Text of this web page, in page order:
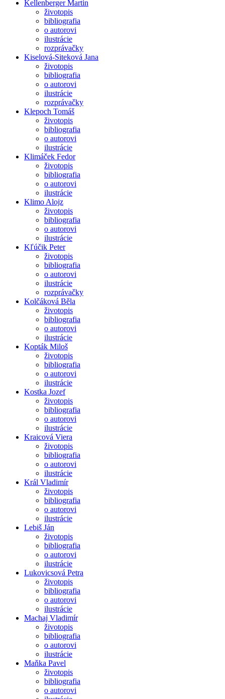
Kellenberger Martin
životopis
bibliografia
o autorovi
ilustrácie
rozprávačky
Kiselová-Siteková Jana
životopis
bibliografia
o autorovi
ilustrácie
rozprávačky
Klepoch Tomáš
životopis
bibliografia
o autorovi
ilustrácie
Klimáček Fedor
životopis
bibliografia
o autorovi
ilustrácie
Klimo Alojz
životopis
bibliografia
o autorovi
ilustrácie
Kľúčik Peter
životopis
bibliografia
o autorovi
ilustrácie
rozprávačky
Kolčáková Běla
životopis
bibliografia
o autorovi
ilustrácie
Kopták Miloš
životopis
bibliografia
o autorovi
ilustrácie
Kostka Jozef
životopis
bibliografia
o autorovi
ilustrácie
Kraicová Viera
životopis
bibliografia
o autorovi
ilustrácie
Král Vladimír
životopis
bibliografia
o autorovi
ilustrácie
Lebiš Ján
životopis
bibliografia
o autorovi
ilustrácie
Lukovicsová Petra
životopis
bibliografia
o autorovi
ilustrácie
Machaj Vladimír
životopis
bibliografia
o autorovi
ilustrácie
Maňka Pavel
životopis
bibliografia
o autorovi